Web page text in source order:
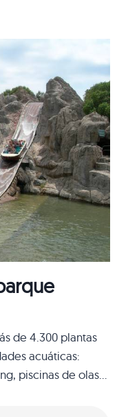
de 4.300 plantas
acuáticas:
piscinas de olas…